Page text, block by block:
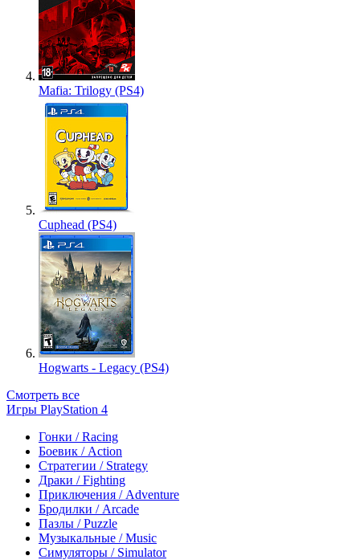
Mafia: Trilogy (PS4)
Cuphead (PS4)
Hogwarts - Legacy (PS4)
Смотреть все
Игры PlayStation 4
Гонки / Racing
Боевик / Action
Стратегии / Strategy
Драки / Fighting
Приключения / Adventure
Бродилки / Arcade
Пазлы / Puzzle
Музыкальные / Music
Симуляторы / Simulator